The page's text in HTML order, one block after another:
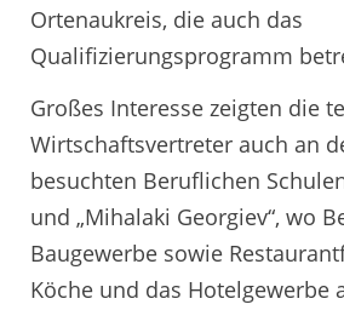
Ortenaukreis, die auch das
Qualifizierungsprogramm
Großes Interesse zeigten die
Wirtschaftsvertreter auch an
besuchten Beruflichen
und „Mihalaki Georgiev“, wo
Baugewerbe sowie
Köche und das Hotelgewerbe